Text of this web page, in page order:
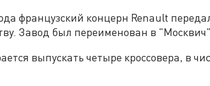
французский концерн Renault
Завод был переименован в
выпускать четыре кроссовера, в